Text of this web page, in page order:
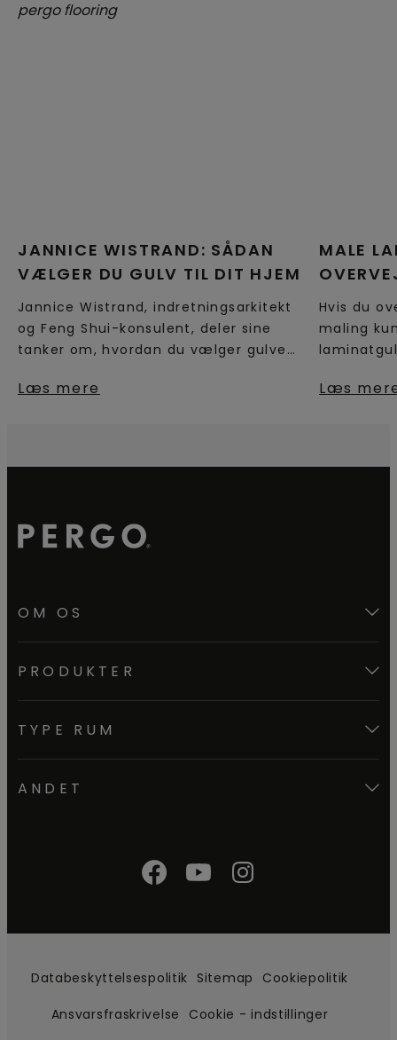
JANNICE WISTRAND: SÅDAN
VÆLGER DU GULV TIL DIT HJEM
Jannice Wistrand, indretningsarkitekt
og Feng Shui-konsulent, deler sine
tanker om, hvordan du vælger gulve
Læs mere
MALE
Hvis du
maling
inden du
Læs
OM OS
PRODUKTER
TYPE RUM
ANDET
Databeskyttelsespolitik Sitemap Cookiepolitik
Ansvarsfraskrivelse Cookie - indstillinger